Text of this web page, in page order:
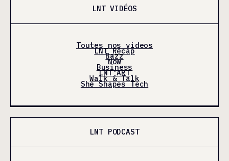
LNT VIDÉOS
Toutes nos videos
LNT Récap
Bazz
Now
Business
LNT'ART
Walk & Talk
She Shapes Tech
LNT PODCAST